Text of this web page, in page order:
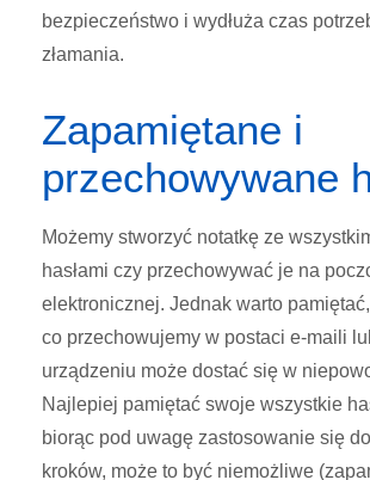
bezpieczeństwo i wydłuża czas
złamania.
Zapamiętane i
przechowywane
Możemy stworzyć notatkę ze
hasłami czy przechowywać je na
elektronicznej. Jednak warto
co przechowujemy w postaci e-maili
urządzeniu może dostać się w
Najlepiej pamiętać swoje wszystkie
biorąc pod uwagę zastosowanie się
kroków, może to być niemożliwe